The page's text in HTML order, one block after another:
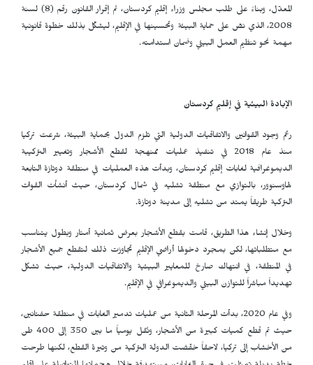
المعدّل، وبناءً على طلب مجلس وزراء إقليم كردستان، تم إقرار القانون رقم (8) لسنة
2008، الذي نصّ على حماية البيئة وتحسينها في الإقليم، ليشكّل بذلك خطوة قانونية
مهمة نحو تنظيم العمل البيئي وضمان استدامته.
الإبادة البيئية في إقليم كردستان
رغم وجود القوانين والاتفاقيات الدولية التي تلزم الدول بحماية البيئة، شرعت تركيا
منذ عام 2018 في تنفيذ عمليات ممنهجة لقطع الأشجار وتغيير التركيبة
الديموغرافية لغابات إقليم كردستان، وبدأت هذه العمليات في منطقة دوتازة التابعة
لهاوسنوور، بالتوازي مع منطقة تشليه في شمال كردستان، حيث أنشأت القوات
التركية طريقاً يمتد من تشليه إلى مدينة دوتازة.
وخلال إنشاء هذا الطريق، قامت بقطع الأشجار بعرض ثمانية أمتار وبطول يتناسب
مع متطلباتها، لكن بمجرد دخولها أراضي الإقليم تجاوزت ذلك لتقطع جميع الأشجار
في المنطقة، في انتهاك صارخ للمعايير البيئية والاتفاقيات الدولية، حيث تشكل
تهديداً مباشراً للتوازن البيئي والديموغرافي في الإقليم.
وفي عام 2020، بدأت المرحلة الثانية من عمليات تدمير الغابات في منطقة حفتانين،
حيث تم قطع كميات كبيرة من الأشجار، ونُقل يومياً ما بين 350 إلى 400 طن
من الأخشاب إلى تركيا، لاحقاً خفّضت الدولة التركية من وتيرة القطع، لكنها طرحت